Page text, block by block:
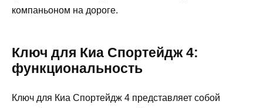
компаньоном на дороге.
Ключ для Киа Спортейдж 4:
функциональность
Ключ для Киа Спортейдж 4 представляет собой